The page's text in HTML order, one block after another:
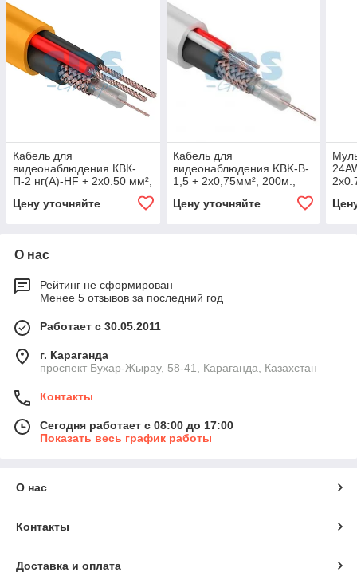
Кабель для
видеонаблюдения КВК-
П-2 нг(А)-HF + 2х0.50 мм²,
Цену уточняйте
Кабель для
видеонаблюдения KBK-B-
1,5 + 2x0,75мм², 200м.,
Цену уточняйте
О нас
Рейтинг не сформирован
Менее 5 отзывов за последний год
Работает с 30.05.2011
г. Караганда
проспект Бухар-Жырау, 58-41, Караганда, Казахстан
Контакты
Сегодня работает с 08:00 до 17:00
Показать весь график работы
О нас
Контакты
Доставка и оплата